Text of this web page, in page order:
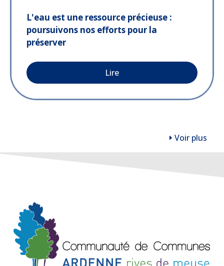
L'eau est une ressource précieuse :
poursuivons nos efforts pour la
préserver
Lire
Voir plus